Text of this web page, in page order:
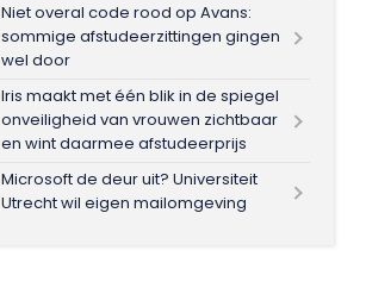
Niet overal code rood op Avans:
sommige afstudeerzittingen gingen
wel door
Iris maakt met één blik in de spiegel
onveiligheid van vrouwen zichtbaar
en wint daarmee afstudeerprijs
Microsoft de deur uit? Universiteit
Utrecht wil eigen mailomgeving